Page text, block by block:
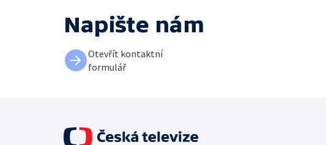
Napište nám
Otevřít kontaktní
formulář